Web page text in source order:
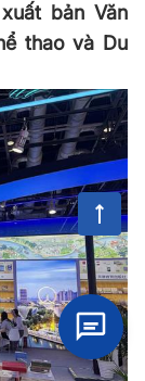
bản Văn
thao và Du